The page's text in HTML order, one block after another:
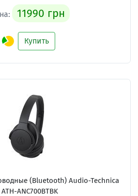
11990 грн
Купить
(Bluetooth) Audio-Technica
ATH-ANC700BTBK